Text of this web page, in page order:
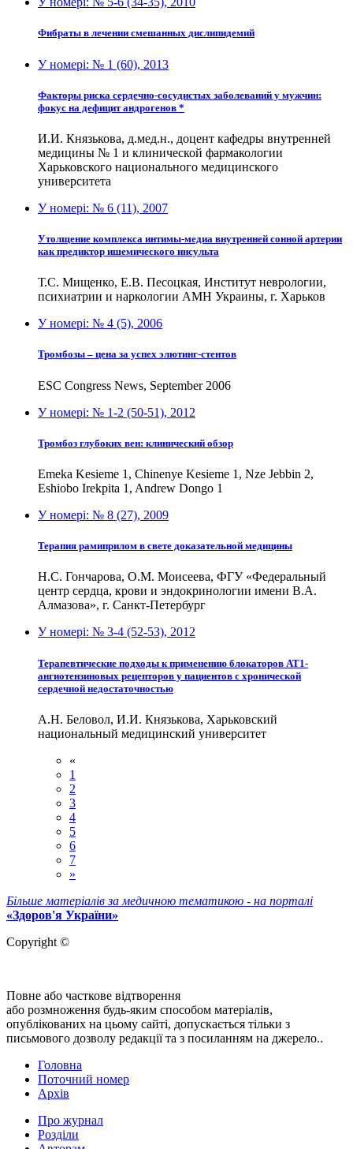
Фибраты в лечении смешанных дислипидемий
У номері: № 1 (60), 2013
Факторы риска сердечно-сосудистых заболеваний у мужчин:
фокус на дефицит андрогенов *
И.И. Князькова, д.мед.н., доцент кафедры внутренней
медицины № 1 и клинической фармакологии
Харьковского национального медицинского
университета
У номері: № 6 (11), 2007
Утолщение комплекса интимы-медиа внутренней сонной артерии
как предиктор ишемического инсульта
Т.С. Мищенко, Е.В. Песоцкая, Институт неврологии,
психиатрии и наркологии АМН Украины, г. Харьков
У номері: № 4 (5), 2006
Тромбозы – цена за успех элютинг-стентов
ESC Congress News, September 2006
У номері: № 1-2 (50-51), 2012
Тромбоз глубоких вен: клинический обзор
Emeka Kesieme 1, Chinenye Kesieme 1, Nze Jebbin 2,
Eshiobo Irekpita 1, Andrew Dongo 1
У номері: № 8 (27), 2009
Терапия рамиприлом в свете доказательной медицины
Н.С. Гончарова, О.М. Моисеева, ФГУ «Федеральный
центр сердца, крови и эндокринологии имени В.А.
Алмазова», г. Санкт-Петербург
У номері: № 3-4 (52-53), 2012
Терапевтические подходы к применению блокаторов АТ1-
ангиотензиновых рецепторов у пациентов с хронической
сердечной недостаточностью
А.Н. Беловол, И.И. Князькова, Харьковский
национальный медицинский университет
«
1
2
3
4
5
6
7
»
Більше матеріалів за медичною тематикою - на порталі
«Здоров'я України»
Copyright ©
Повне або часткове відтворення
або розмноження будь-яким способом матеріалів,
опублікованих на цьому сайті, допускається тільки з
письмового дозволу редакції та з посиланням на джерело..
Головна
Поточний номер
Архів
Про журнал
Розділи